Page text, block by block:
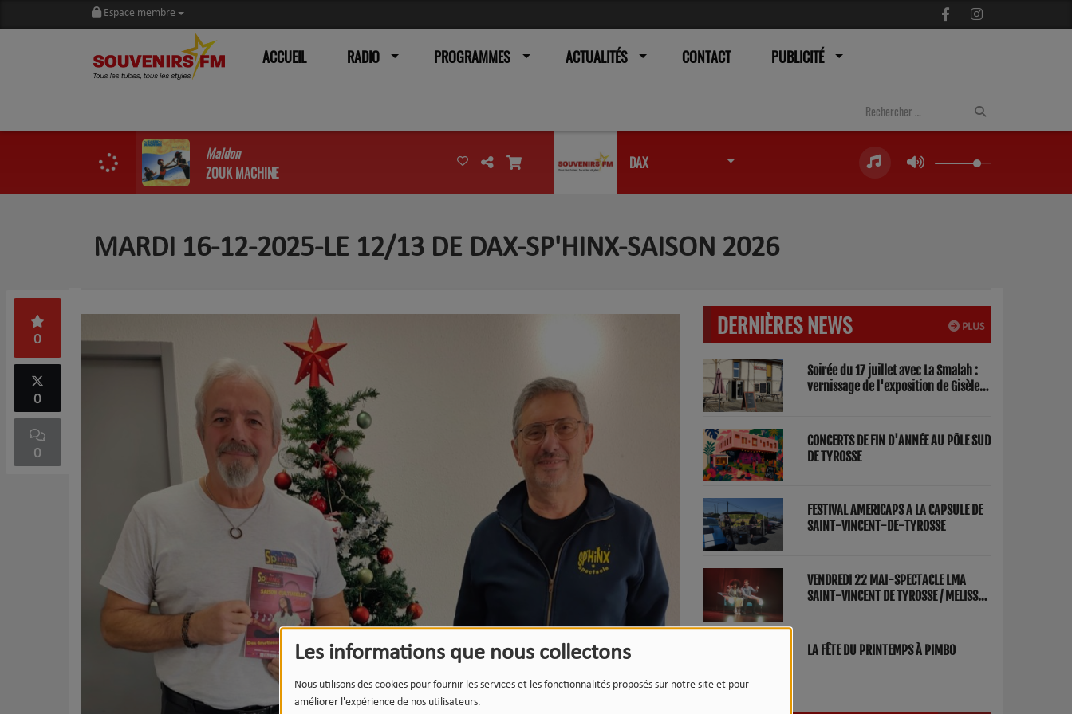
Les informations que nous collectons
Nous utilisons des cookies pour fournir les services et les fonctionnalités proposés sur notre site et pour
améliorer l'expérience de nos utilisateurs.
Espace membre
ACCUEIL RADIO PROGRAMMES ACTUALITÉS CONTACT PUBLICITÉ
Maldon
ZOUK MACHINE
DAX
MARDI 16-12-2025-LE 12/13 DE DAX-SP'HINX-SAISON 2026
0
0
0
PLUS
DERNIÈRES NEWS
Soirée du 17 juillet avec La Smalah :
vernissage de l'exposition de Gisèle
CONCERTS DE FIN D'ANNÉE AU PÔLE SUD
DE TYROSSE
FESTIVAL AMERICAPS A LA CAPSULE DE
SAINT-VINCENT-DE-TYROSSE
VENDREDI 22 MAI-SPECTACLE LMA
SAINT-VINCENT DE TYROSSE / MELISSA
LA FÊTE DU PRINTEMPS À PIMBO